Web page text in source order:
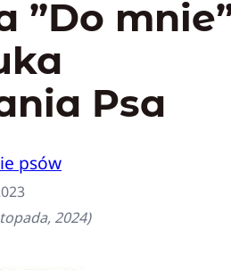
”Do
Psa
psów
2024)